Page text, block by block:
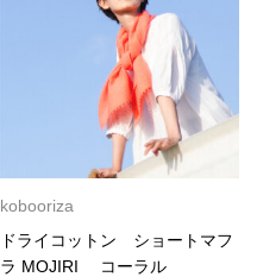
4,400
で
し
た。
は
2,640
円
で
す。
kobooriza
ドライコットン ショートマフ
ラ MOJIRI コーラル